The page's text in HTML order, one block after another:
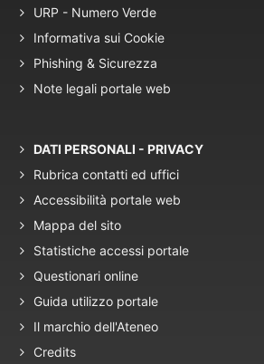
URP - Numero Verde
Informativa sui Cookie
Phishing & Sicurezza
Note legali portale web
DATI PERSONALI - PRIVACY
Rubrica contatti ed uffici
Accessibilità portale web
Mappa del sito
Statistiche accessi portale
Questionari online
Guida utilizzo portale
Il marchio dell'Ateneo
Credits